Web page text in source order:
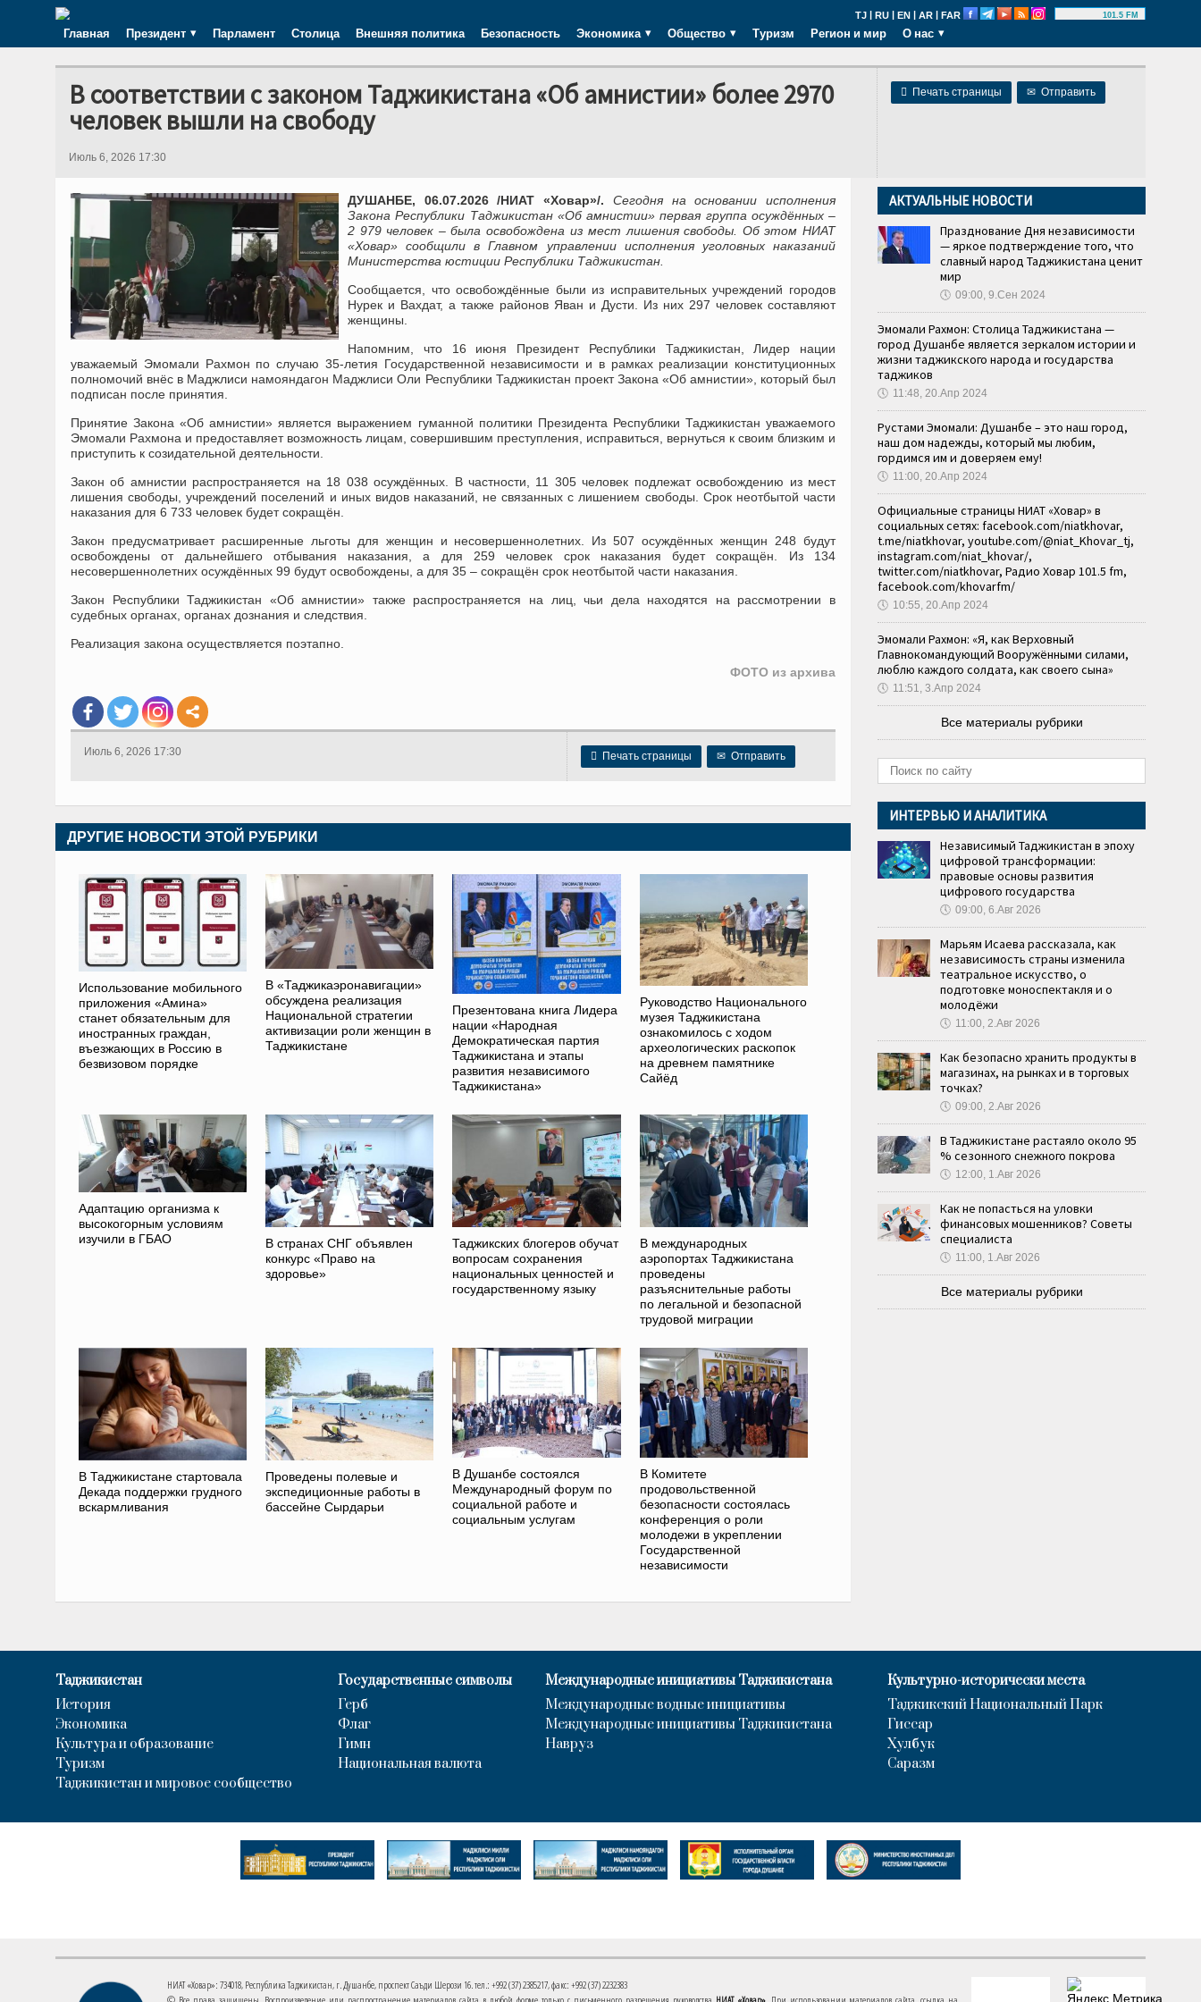
TJ | RU | EN | AR | FAR 101.5 FM
Главная Президент Парламент Столица Внешняя политика Безопасность Экономика Общество Туризм Регион и мир О нас
 Печать страницы ✉ Отправить
В соответствии с законом Таджикистана «Об амнистии» более 2970
человек вышли на свободу
Июль 6, 2026 17:30
ДУШАНБЕ, 06.07.2026 /НИАТ «Ховар»/. Сегодня на основании исполнения
Закона Республики Таджикистан «Об амнистии» первая группа осуждённых –
2 979 человек – была освобождена из мест лишения свободы. Об этом НИАТ
«Ховар» сообщили в Главном управлении исполнения уголовных наказаний
Министерства юстиции Республики Таджикистан.
Сообщается, что освобождённые были из исправительных учреждений городов
Нурек и Вахдат, а также районов Яван и Дусти. Из них 297 человек составляют
женщины.
Напомним, что 16 июня Президент Республики Таджикистан, Лидер нации
уважаемый Эмомали Рахмон по случаю 35-летия Государственной независимости и в рамках реализации конституционных
полномочий внёс в Маджлиси намояндагон Маджлиси Оли Республики Таджикистан проект Закона «Об амнистии», который был
подписан после принятия.
Принятие Закона «Об амнистии» является выражением гуманной политики Президента Республики Таджикистан уважаемого
Эмомали Рахмона и предоставляет возможность лицам, совершившим преступления, исправиться, вернуться к своим близким и
приступить к созидательной деятельности.
Закон об амнистии распространяется на 18 038 осуждённых. В частности, 11 305 человек подлежат освобождению из мест
лишения свободы, учреждений поселений и иных видов наказаний, не связанных с лишением свободы. Срок неотбытой части
наказания для 6 733 человек будет сокращён.
Закон предусматривает расширенные льготы для женщин и несовершеннолетних. Из 507 осуждённых женщин 248 будут
освобождены от дальнейшего отбывания наказания, а для 259 человек срок наказания будет сокращён. Из 134
несовершеннолетних осуждённых 99 будут освобождены, а для 35 – сокращён срок неотбытой части наказания.
Закон Республики Таджикистан «Об амнистии» также распространяется на лиц, чьи дела находятся на рассмотрении в
судебных органах, органах дознания и следствия.
Реализация закона осуществляется поэтапно.
ФОТО из архива
 Печать страницы ✉ Отправить
Июль 6, 2026 17:30
ДРУГИЕ НОВОСТИ ЭТОЙ РУБРИКИ
Использование мобильного
приложения «Амина»
станет обязательным для
иностранных граждан,
въезжающих в Россию в
безвизовом порядке
В «Таджикаэронавигации»
обсуждена реализация
Национальной стратегии
активизации роли женщин в
Таджикистане
Презентована книга Лидера
нации «Народная
Демократическая партия
Таджикистана и этапы
развития независимого
Таджикистана»
Руководство Национального
музея Таджикистана
ознакомилось с ходом
археологических раскопок
на древнем памятнике
Сайёд
Адаптацию организма к
высокогорным условиям
изучили в ГБАО
В странах СНГ объявлен
конкурс «Право на
здоровье»
Таджикских блогеров обучат
вопросам сохранения
национальных ценностей и
государственному языку
В международных
аэропортах Таджикистана
проведены
разъяснительные работы
по легальной и безопасной
трудовой миграции
В Таджикистане стартовала
Декада поддержки грудного
вскармливания
Проведены полевые и
экспедиционные работы в
бассейне Сырдарьи
В Душанбе состоялся
Международный форум по
социальной работе и
социальным услугам
В Комитете
продовольственной
безопасности состоялась
конференция о роли
молодежи в укреплении
Государственной
независимости
АКТУАЛЬНЫЕ НОВОСТИ
Празднование Дня независимости
— яркое подтверждение того, что
славный народ Таджикистана ценит
мир
🕔 09:00, 9.Сен 2024
Эмомали Рахмон: Столица Таджикистана —
город Душанбе является зеркалом истории и
жизни таджикского народа и государства
таджиков
🕔 11:48, 20.Апр 2024
Рустами Эмомали: Душанбе – это наш город,
наш дом надежды, который мы любим,
гордимся им и доверяем ему!
🕔 11:00, 20.Апр 2024
Официальные страницы НИАТ «Ховар» в
социальных сетях: facebook.com/niatkhovar,
t.me/niatkhovar, youtube.com/@niat_Khovar_tj,
instagram.com/niat_khovar/,
twitter.com/niatkhovar, Радио Ховар 101.5 fm,
facebook.com/khovarfm/
🕔 10:55, 20.Апр 2024
Эмомали Рахмон: «Я, как Верховный
Главнокомандующий Вооружёнными силами,
люблю каждого солдата, как своего сына»
🕔 11:51, 3.Апр 2024
Все материалы рубрики
ИНТЕРВЬЮ И АНАЛИТИКА
Независимый Таджикистан в эпоху
цифровой трансформации:
правовые основы развития
цифрового государства
🕔 09:00, 6.Авг 2026
Марьям Исаева рассказала, как
независимость страны изменила
театральное искусство, о
подготовке моноспектакля и о
молодёжи
🕔 11:00, 2.Авг 2026
Как безопасно хранить продукты в
магазинах, на рынках и в торговых
точках?
🕔 09:00, 2.Авг 2026
В Таджикистане растаяло около 95
% сезонного снежного покрова
🕔 12:00, 1.Авг 2026
Как не попасться на уловки
финансовых мошенников? Советы
специалиста
🕔 11:00, 1.Авг 2026
Все материалы рубрики
Таджикистан
История
Экономика
Культура и образование
Туризм
Таджикистан и мировое сообщество
Государственные символы
Герб
Флаг
Гимн
Национальная валюта
Международные инициативы Таджикистана
Международные водные инициативы
Международные инициативы Таджикистана
Навруз
Культурно-исторически места
Таджикский Национальный Парк
Гиссар
Хулбук
Саразм
НИАТ «Ховар»: 734018, Республика Таджикистан, г. Душанбе, проспект Саъди Шерози 16. тел.: +992 (37) 2385217, факс: +992 (37) 2232383